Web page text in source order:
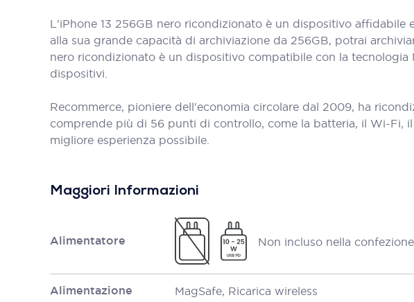
L'iPhone 13 256GB nero ricondizionato è un dispositivo
alla sua grande capacità di archiviazione da 256GB, potrai
nero ricondizionato è un dispositivo compatibile con la
dispositivi.
Recommerce, pioniere dell'economia circolare dal 2009, ha
comprende più di 56 punti di controllo, come la batteria, il Wi-Fi,
migliore esperienza possibile.
Maggiori Informazioni
Alimentatore Non incluso nella
Alimentazione MagSafe, Ricarica wireless